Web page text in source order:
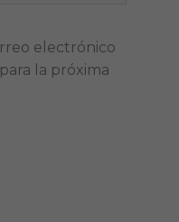
electrónico
la próxima